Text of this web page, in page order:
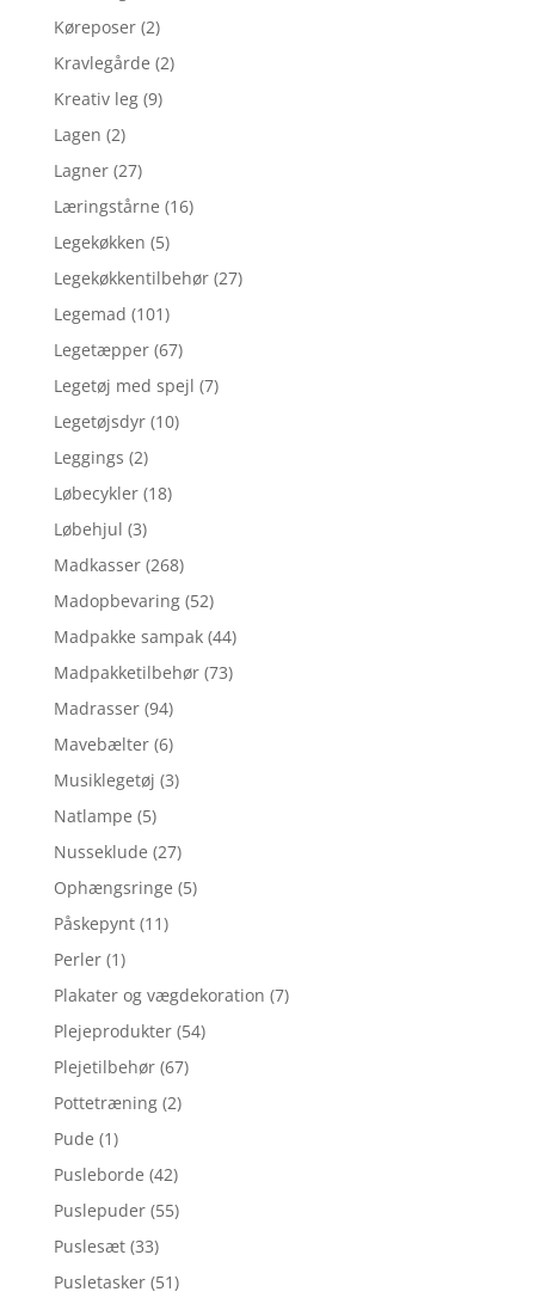
Køreposer (2)
Kravlegårde (2)
Kreativ leg (9)
Lagen (2)
Lagner (27)
Læringstårne (16)
Legekøkken (5)
Legekøkkentilbehør (27)
Legemad (101)
Legetæpper (67)
Legetøj med spejl (7)
Legetøjsdyr (10)
Leggings (2)
Løbecykler (18)
Løbehjul (3)
Madkasser (268)
Madopbevaring (52)
Madpakke sampak (44)
Madpakketilbehør (73)
Madrasser (94)
Mavebælter (6)
Musiklegetøj (3)
Natlampe (5)
Nusseklude (27)
Ophængsringe (5)
Påskepynt (11)
Perler (1)
Plakater og vægdekoration (7)
Plejeprodukter (54)
Plejetilbehør (67)
Pottetræning (2)
Pude (1)
Pusleborde (42)
Puslepuder (55)
Puslesæt (33)
Pusletasker (51)